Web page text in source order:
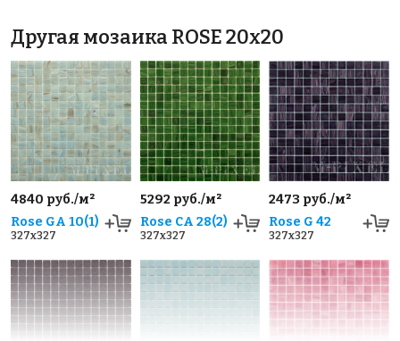
Другая мозаика ROSE 20x20
4840 руб./м²
Rose GA 10(1)
327x327
5292 руб./м²
Rose CA 28(2)
327x327
2473 руб./м²
Rose G 42
327x327